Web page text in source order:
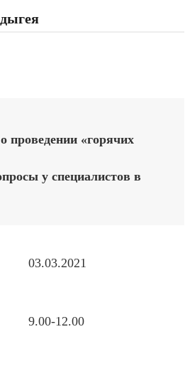
проведении «горячих
у специалистов в
03.03.2021
9.00-12.00